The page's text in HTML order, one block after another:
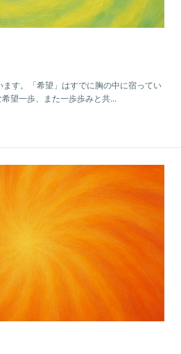
ます。「希望」はすでに胸の中に宿ってい
望一歩、また一歩歩みと共...